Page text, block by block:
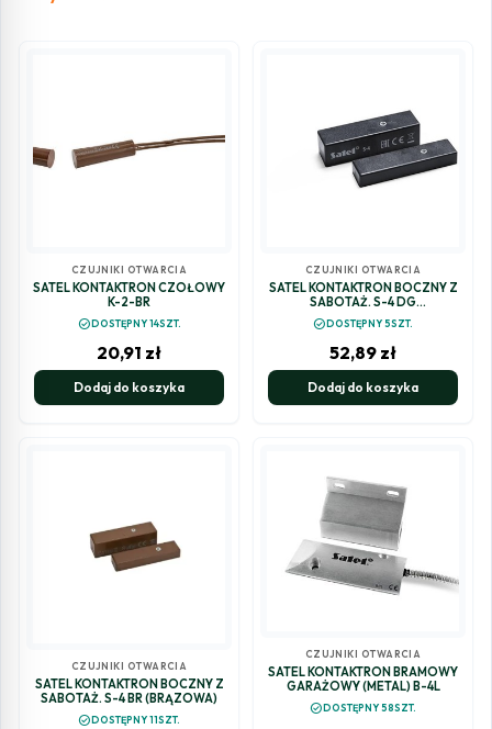
CZUJNIKI OTWARCIA
SATEL KONTAKTRON CZOŁOWY
K-2-BR
check_circleDOSTĘPNY 14SZT.
20,91 zł
Dodaj do koszyka
CZUJNIKI OTWARCIA
SATEL KONTAKTRON BOCZNY Z
SABOTAŻ. S-4 DG
(CIEMNOSZARY)
check_circleDOSTĘPNY 5SZT.
52,89 zł
Dodaj do koszyka
CZUJNIKI OTWARCIA
SATEL KONTAKTRON BOCZNY Z
SABOTAŻ. S-4 BR (BRĄZOWA)
check_circleDOSTĘPNY 11SZT.
CZUJNIKI OTWARCIA
SATEL KONTAKTRON BRAMOWY
GARAŻOWY (METAL) B-4L
check_circleDOSTĘPNY 58SZT.